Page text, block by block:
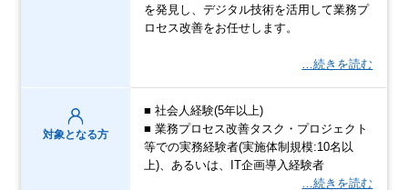
を発見し、デジタル技術を活用して業務プ
ロセス改善をお任せします。
…続きを読む
対象となる方
■ 社会人経験(5年以上)
■ 業務プロセス改善タスク・プロジェクト
等での実務経験者(実施体制規模:10名以
上)、あるいは、IT企画導入経験者
…続きを読む